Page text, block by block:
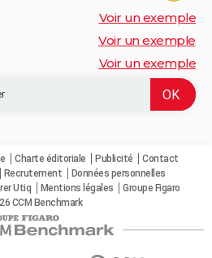
Voir un exemple
Voir un exemple
Voir un exemple
Charte éditoriale Publicité
Contact
Recrutement
Données personnelles
Utiq Mentions légales
Groupe Figaro
CCM Benchmark